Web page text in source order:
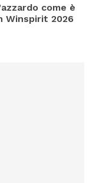
come è
Winspirit 2026